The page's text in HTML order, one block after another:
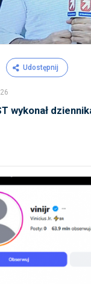
Udostępnij
wykonał